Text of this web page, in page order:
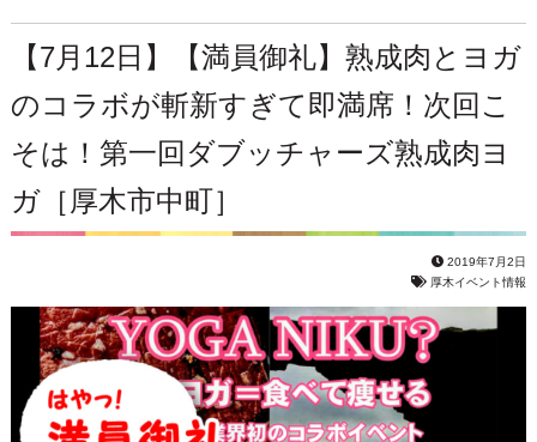
【7月12日】【満員御礼】熟成肉とヨガ
のコラボが斬新すぎて即満席！次回こ
そは！第一回ダブッチャーズ熟成肉ヨ
ガ［厚木市中町］
2019年7月2日
厚木イベント情報